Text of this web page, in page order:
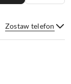
Zostaw telefon